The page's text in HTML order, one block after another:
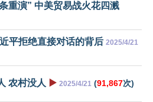
重演” 中美贸易战火花四溅
平拒绝直接对话的背后 2025/4/21
农村没人 ▶️ 2025/4/21 (91,867次)